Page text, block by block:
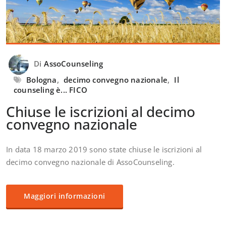
Di AssoCounseling
Bologna, decimo convegno nazionale, Il
counseling è... FICO
Chiuse le iscrizioni al decimo
convegno nazionale
In data 18 marzo 2019 sono state chiuse le iscrizioni al
decimo convegno nazionale di AssoCounseling.
Maggiori informazioni